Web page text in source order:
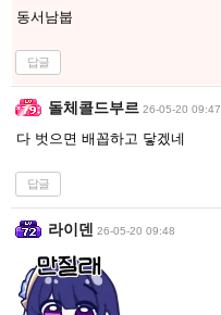
동서남붑
답글
돌체콜드부르 26-05-20 09:47
다 벗으면 배꼽하고 닿겠네
답글
라이덴 26-05-20 09:48